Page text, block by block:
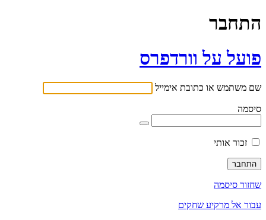
התחבר
פועל על וורדפרס
שם משתמש או כתובת אימייל
סיסמה
זכור אותי
שחזור סיסמה
עבור אל מרקיע שחקים